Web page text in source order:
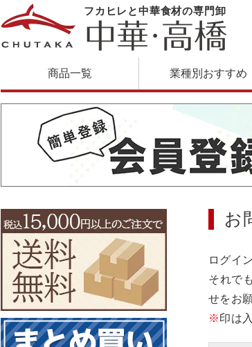
フカヒレと中華食材の専門卸
商品一覧 業種別おすすめ
お
ログイ
それで
せをお
※印は